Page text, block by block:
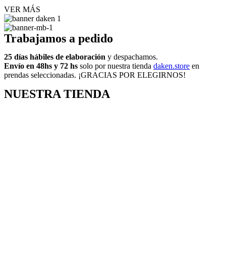
VER MÁS
Trabajamos a pedido
25 días hábiles de elaboración y despachamos.
Envío en 48hs y 72 hs solo por nuestra tienda daken.store en
prendas seleccionadas. ¡GRACIAS POR ELEGIRNOS!
NUESTRA TIENDA